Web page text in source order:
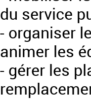
du service
- organiser
animer les
- gérer les